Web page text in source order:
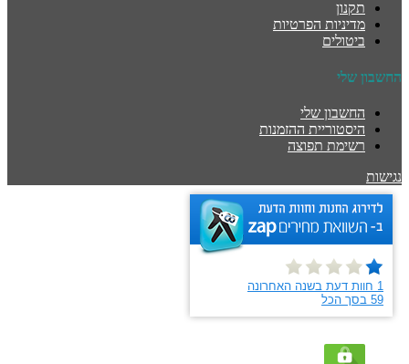
תקנון
מדיניות הפרטיות
ביטולים
החשבון שלי
החשבון שלי
היסטוריית ההזמנות
רשימת תפוצה
נגישות